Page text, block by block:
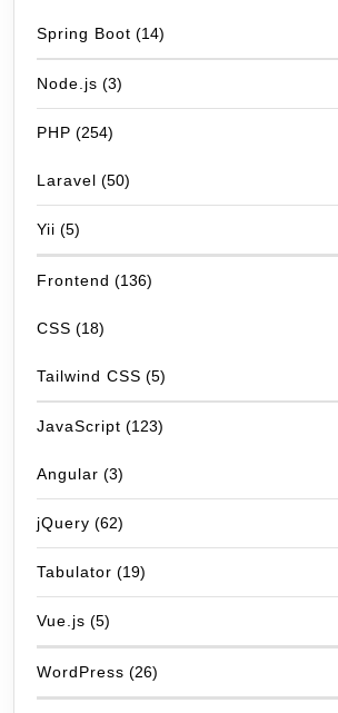
Spring Boot (14)
Node.js (3)
PHP (254)
Laravel (50)
Yii (5)
Frontend (136)
CSS (18)
Tailwind CSS (5)
JavaScript (123)
Angular (3)
jQuery (62)
Tabulator (19)
Vue.js (5)
WordPress (26)